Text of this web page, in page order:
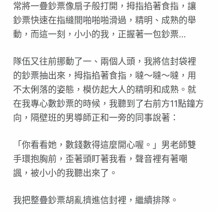
常將一疊鈔票像扇子般打開，拇指掐著食指，讓
鈔票快速在指縫間啪啪啪滑過，精明、成熟的舉
動，而這一刻，小小的我，正握著一包鈔票…
隊伍又往前挪動了一、兩個人頭，我將信封袋裡
的鈔票抽出來，拇指掐著食指，噠～噠～噠，用
不太俐落的姿態，模仿起大人的精明和成熟。就
在我專心數鈔票的時候，我聽到了右前方11點鐘方
向，隔壁班的男導師正和一旁的同事說著：
「你看看她，數錢數得這麼開心喔。」男老師雙
手環抱胸前，歪著頭盯著我看，聲音裡有著嘲
諷，被小小的我聽出來了。
我把整疊鈔票胡亂擠進信封裡，繼續排隊。